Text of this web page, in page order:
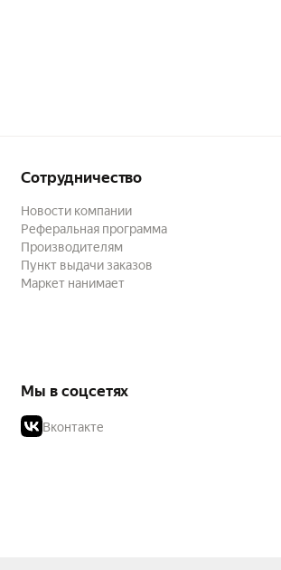
Сотрудничество
Новости компании
Реферальная программа
Производителям
Пункт выдачи заказов
Маркет нанимает
Мы в соцсетях
Вконтакте